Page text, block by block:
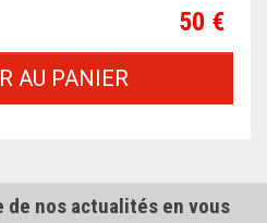
Prix
50 €
AU PANIER
de nos actualités en vous